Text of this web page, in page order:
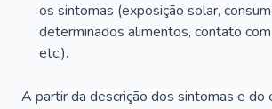
os sintomas (exposição solar,
determinados alimentos, contato
etc.).
A partir da descrição dos sintomas e do